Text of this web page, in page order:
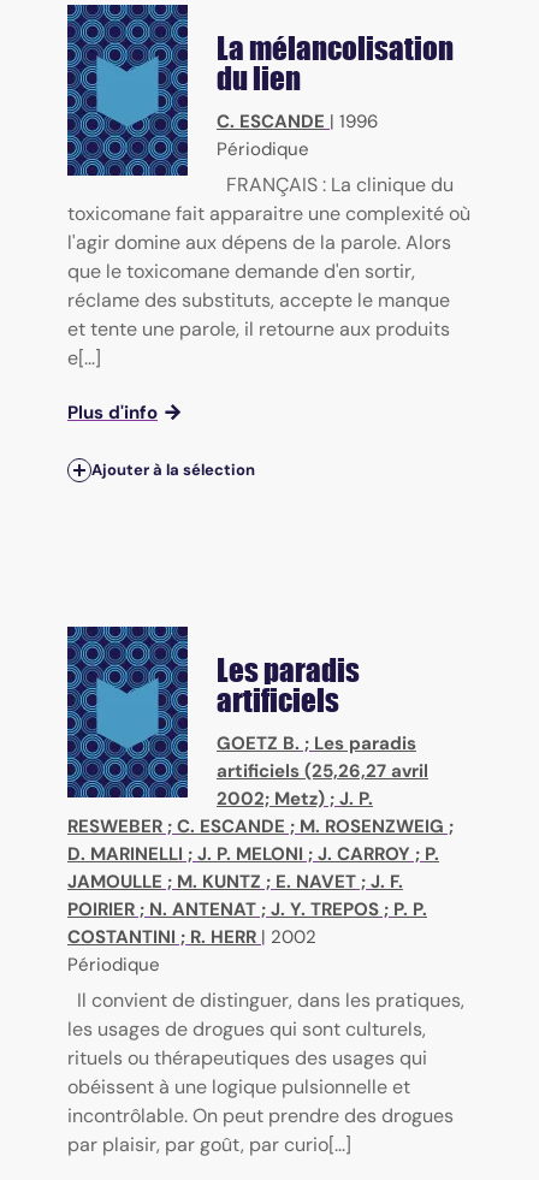
La mélancolisation
du lien
C. ESCANDE | 1996
Périodique
FRANÇAIS : La clinique du
toxicomane fait apparaitre une complexité où
l'agir domine aux dépens de la parole. Alors
que le toxicomane demande d'en sortir,
réclame des substituts, accepte le manque
et tente une parole, il retourne aux produits
e[...]
Plus d'info
Ajouter à la sélection
Les paradis
artificiels
GOETZ B. ; Les paradis
artificiels (25,26,27 avril
2002; Metz) ; J. P.
RESWEBER ; C. ESCANDE ; M. ROSENZWEIG ;
D. MARINELLI ; J. P. MELONI ; J. CARROY ; P.
JAMOULLE ; M. KUNTZ ; E. NAVET ; J. F.
POIRIER ; N. ANTENAT ; J. Y. TREPOS ; P. P.
COSTANTINI ; R. HERR | 2002
Périodique
Il convient de distinguer, dans les pratiques,
les usages de drogues qui sont culturels,
rituels ou thérapeutiques des usages qui
obéissent à une logique pulsionnelle et
incontrôlable. On peut prendre des drogues
par plaisir, par goût, par curio[...]